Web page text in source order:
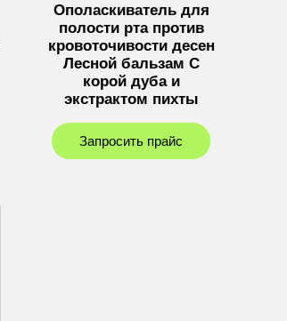
Ополаскиватель для
полости рта против
кровоточивости десен
Лесной бальзам C
корой дуба и
экстрактом пихты
Запросить прайс